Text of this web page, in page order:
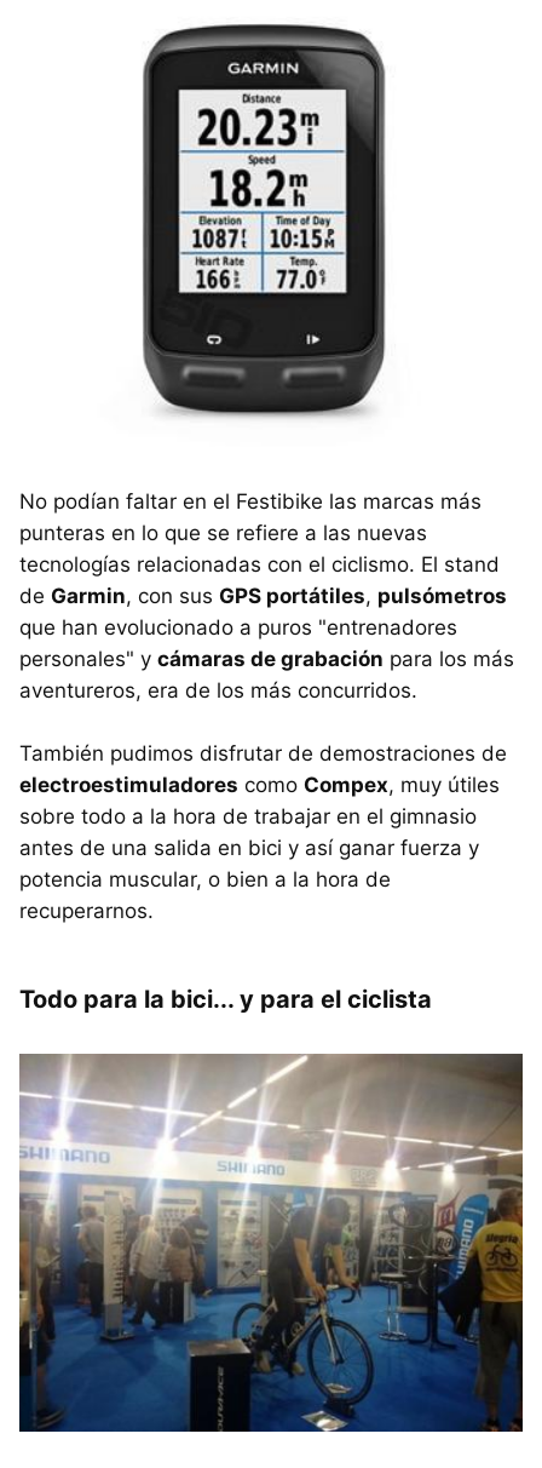
No podían faltar en el Festibike las marcas más
punteras en lo que se refiere a las nuevas
tecnologías relacionadas con el ciclismo. El stand
de Garmin, con sus GPS portátiles, pulsómetros
que han evolucionado a puros "entrenadores
personales" y cámaras de grabación para los más
aventureros, era de los más concurridos.
También pudimos disfrutar de demostraciones de
electroestimuladores como Compex, muy útiles
sobre todo a la hora de trabajar en el gimnasio
antes de una salida en bici y así ganar fuerza y
potencia muscular, o bien a la hora de
recuperarnos.
Todo para la bici... y para el ciclista